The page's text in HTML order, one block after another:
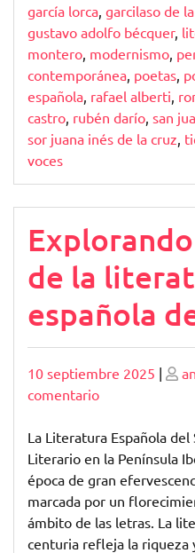
garcía lorca garcilaso de
gustavo adolfo bécquer,
montero modernismo
contemporánea poetas
española rafael alberti
castro rubén darío san
sor juana inés de la cruz
voces
de la
española
Publicado
10 septiembre 2025 |
comentarioen
la
riqueza
de
la
literatura
española
La Literatura Española
Literario en la Península
época de gran
marcada por un
ámbito de las letras. La
centuria refleja la riqueza